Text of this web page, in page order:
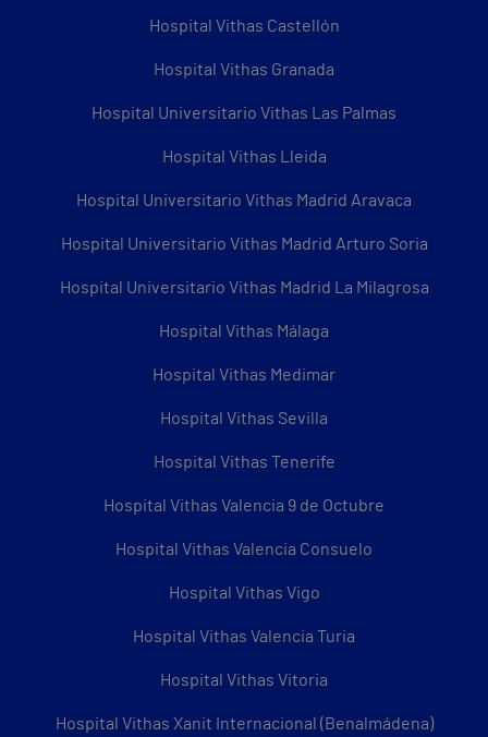
Hospital Vithas Castellón
Hospital Vithas Granada
Hospital Universitario Vithas Las Palmas
Hospital Vithas Lleida
Hospital Universitario Vithas Madrid Aravaca
Hospital Universitario Vithas Madrid Arturo Soria
Hospital Universitario Vithas Madrid La Milagrosa
Hospital Vithas Málaga
Hospital Vithas Medimar
Hospital Vithas Sevilla
Hospital Vithas Tenerife
Hospital Vithas Valencia 9 de Octubre
Hospital Vithas Valencia Consuelo
Hospital Vithas Vigo
Hospital Vithas Valencia Turia
Hospital Vithas Vitoria
Hospital Vithas Xanit Internacional (Benalmádena)